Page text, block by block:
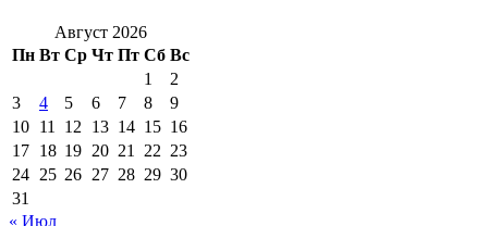
Август 2026
Пн Вт Ср Чт Пт Сб Вс
1
2
3
4 5 6 7 8
9
10 11 12 13 14 15 16
17 18 19 20 21 22 23
24 25 26 27 28 29 30
31
« Июл